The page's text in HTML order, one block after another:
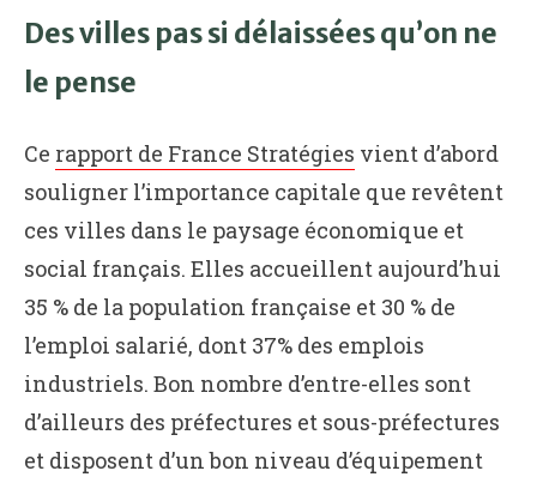
Des villes pas si délaissées qu’on ne
le pense
Ce rapport de France Stratégies vient d’abord
souligner l’importance capitale que revêtent
ces villes dans le paysage économique et
social français. Elles accueillent aujourd’hui
35 % de la population française et 30 % de
l’emploi salarié, dont 37% des emplois
industriels. Bon nombre d’entre-elles sont
d’ailleurs des préfectures et sous-préfectures
et disposent d’un bon niveau d’équipement